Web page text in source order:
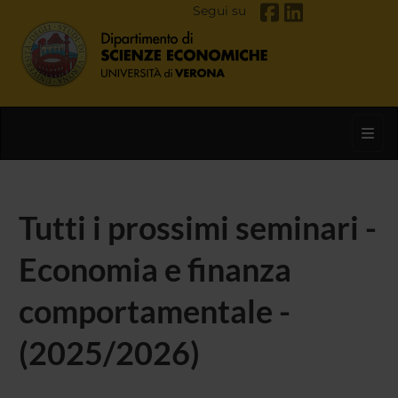
Segui su
Tutti i prossimi seminari -
Economia e finanza
comportamentale -
(2025/2026)